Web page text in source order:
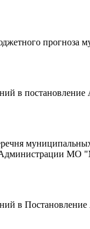
прогноза
в
Администрации МО
в